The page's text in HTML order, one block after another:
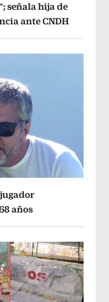
señala hija de
ante CNDH
años